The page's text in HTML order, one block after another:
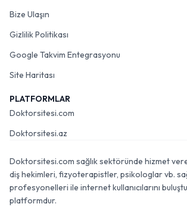
Bize Ulaşın
Gizlilik Politikası
Google Takvim Entegrasyonu
Site Haritası
PLATFORMLAR
Doktorsitesi.com
Doktorsitesi.az
Doktorsitesi.com sağlık sektöründe hizmet
diş hekimleri, fizyoterapistler, psikologlar vb.
profesyonelleri ile internet kullanıcılarını
platformdur.